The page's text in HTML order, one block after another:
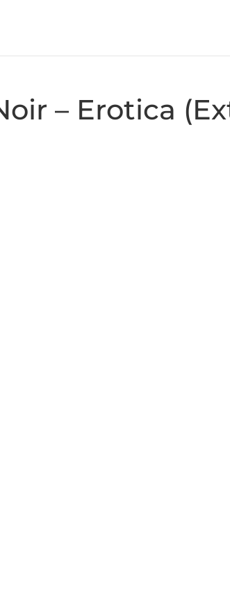
– Erotica